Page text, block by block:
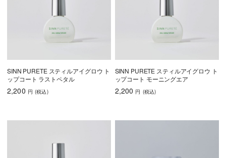
SINN PURETE スティルアイグロウ ト
ップコート ラストペタル
2,200 円 (税込)
SINN PURETE スティルアイグロウ ト
ップコート モーニングエア
2,200 円 (税込)